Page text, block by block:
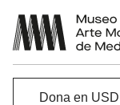
Dona en USD